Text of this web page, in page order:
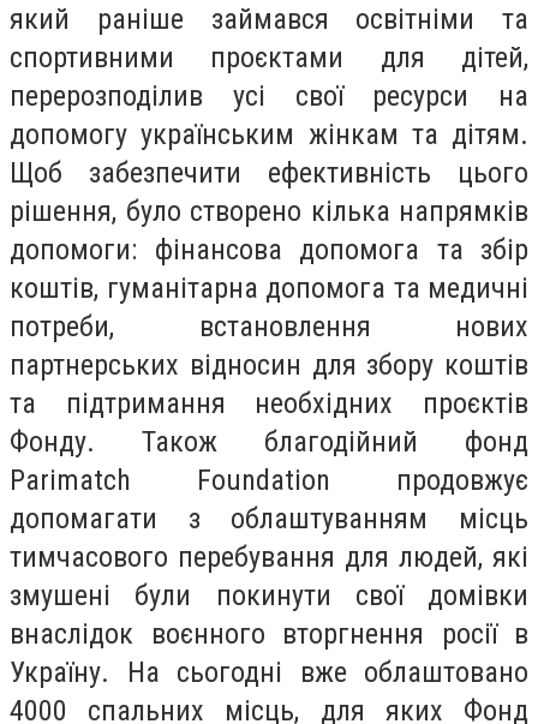
який раніше займався освітніми та
спортивними проєктами для дітей,
перерозподілив усі свої ресурси на
допомогу українським жінкам та дітям.
Щоб забезпечити ефективність цього
рішення, було створено кілька напрямків
допомоги: фінансова допомога та збір
коштів, гуманітарна допомога та медичні
потреби, встановлення нових
партнерських відносин для збору коштів
та підтримання необхідних проєктів
Фонду. Також благодійний фонд
Parimatch Foundation продовжує
допомагати з облаштуванням місць
тимчасового перебування для людей, які
змушені були покинути свої домівки
внаслідок воєнного вторгнення росії в
Україну. На сьогодні вже облаштовано
4000 спальних місць, для яких Фонд